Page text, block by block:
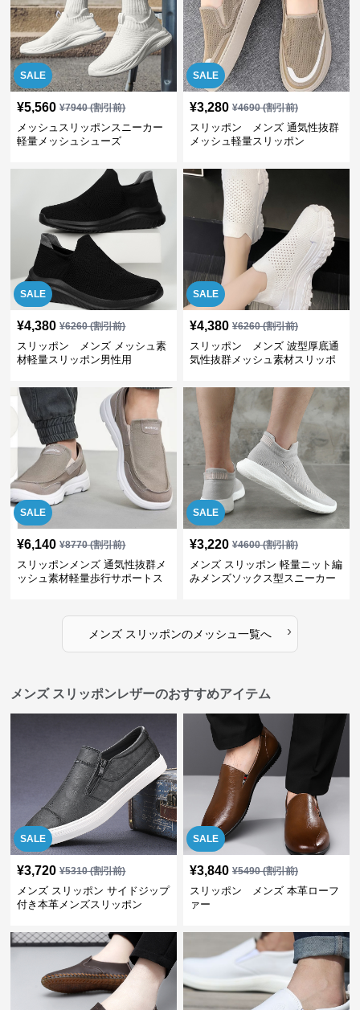
SALE
¥5,560 ¥7940(割引前)
メッシュスリッポンスニーカー
軽量メッシュシューズ
SALE
¥3,280 ¥4690(割引前)
スリッポン メンズ 通気性抜群
メッシュ軽量スリッポン
SALE
¥4,380 ¥6260(割引前)
スリッポン メンズ メッシュ素
材軽量スリッポン男性用
SALE
¥4,380 ¥6260(割引前)
スリッポン メンズ 波型厚底通
気性抜群メッシュ素材スリッポ
SALE
¥6,140 ¥8770(割引前)
スリッポンメンズ 通気性抜群メ
ッシュ素材軽量歩行サポートス
SALE
¥3,220 ¥4600(割引前)
メンズ スリッポン 軽量ニット編
みメンズソックス型スニーカー
メンズ スリッポンのメッシュ 一覧へ ›
メンズ スリッポンレザーのおすすめアイテム
SALE
¥3,720 ¥5310(割引前)
メンズ スリッポン サイドジップ
付き本革メンズスリッポン
SALE
¥3,840 ¥5490(割引前)
スリッポン メンズ 本革ローフ
ァー